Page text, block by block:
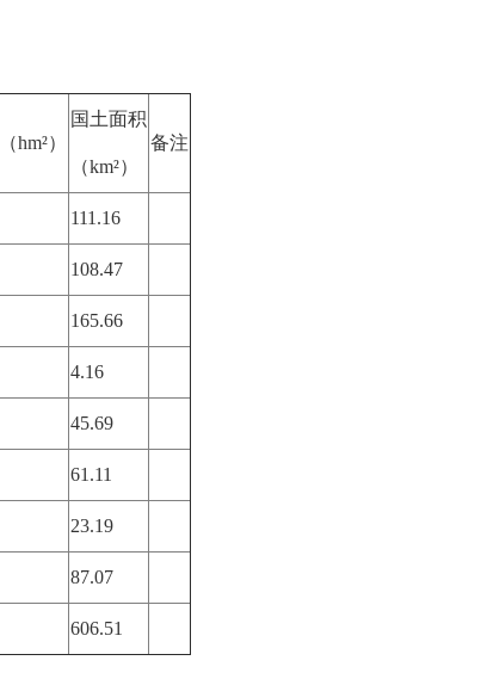
hm²）
国土面积
（km²）
备注
111.16
108.47
165.66
4.16
45.69
61.11
23.19
87.07
606.51